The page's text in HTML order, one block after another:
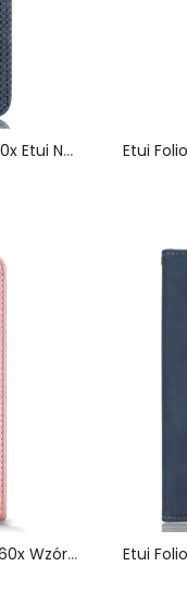
Flip Kotelot Realme Note 60x Etui Na Telefon Brieze Vintage
Etui Folio Do Realme Note 60x Wzór Z Pionową Klapką